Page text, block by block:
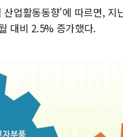
업활동동향'에 따르면, 지
대비 2.5% 증가했다.